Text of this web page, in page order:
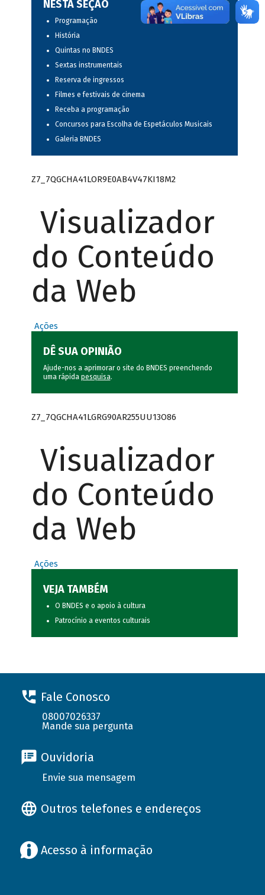
NESTA SEÇÃO
Programação
História
Quintas no BNDES
Sextas instrumentais
Reserva de ingressos
Filmes e festivais de cinema
Receba a programação
Concursos para Escolha de Espetáculos Musicais
Galeria BNDES
Z7_7QGCHA41LOR9E0AB4V47KI18M2
Visualizador
do Conteúdo
da Web
Ações
DÊ SUA OPINIÃO
Ajude-nos a aprimorar o site do BNDES preenchendo
uma rápida pesquisa.
Z7_7QGCHA41LGRG90AR255UU13O86
Visualizador
do Conteúdo
da Web
Ações
VEJA TAMBÉM
O BNDES e o apoio à cultura
Patrocínio a eventos culturais
Fale Conosco
08007026337
Mande sua pergunta
Ouvidoria
Envie sua mensagem
Outros telefones e endereços
Acesso à informação